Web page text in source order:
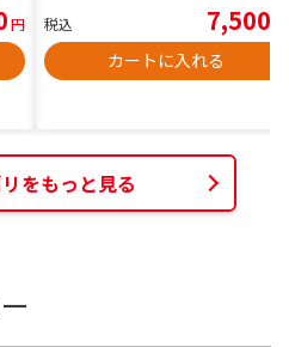
円 税込 7,500
カートに入れる
をもっと見る